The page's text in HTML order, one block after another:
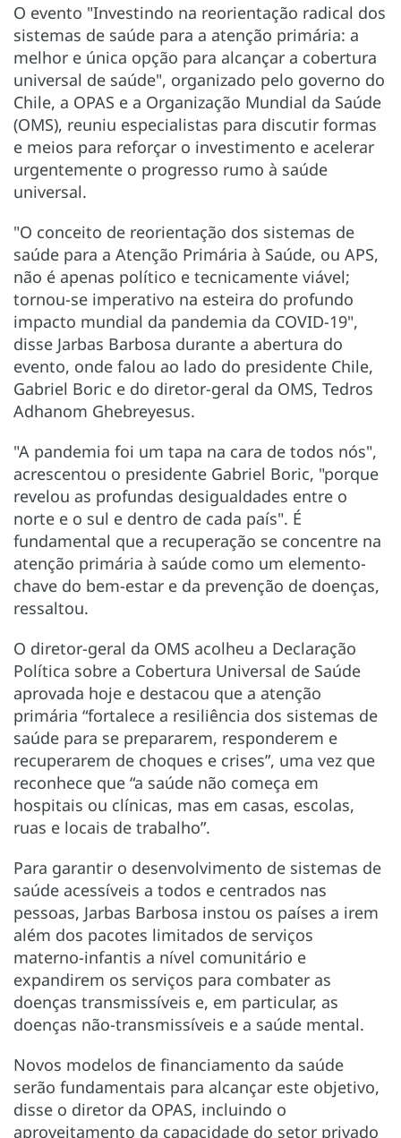
O evento "Investindo na reorientação radical dos
sistemas de saúde para a atenção primária: a
melhor e única opção para alcançar a cobertura
universal de saúde", organizado pelo governo do
Chile, a OPAS e a Organização Mundial da Saúde
(OMS), reuniu especialistas para discutir formas
e meios para reforçar o investimento e acelerar
urgentemente o progresso rumo à saúde
universal.
"O conceito de reorientação dos sistemas de
saúde para a Atenção Primária à Saúde, ou APS,
não é apenas político e tecnicamente viável;
tornou-se imperativo na esteira do profundo
impacto mundial da pandemia da COVID-19",
disse Jarbas Barbosa durante a abertura do
evento, onde falou ao lado do presidente Chile,
Gabriel Boric e do diretor-geral da OMS, Tedros
Adhanom Ghebreyesus.
"A pandemia foi um tapa na cara de todos nós",
acrescentou o presidente Gabriel Boric, "porque
revelou as profundas desigualdades entre o
norte e o sul e dentro de cada país". É
fundamental que a recuperação se concentre na
atenção primária à saúde como um elemento-
chave do bem-estar e da prevenção de doenças,
ressaltou.
O diretor-geral da OMS acolheu a Declaração
Política sobre a Cobertura Universal de Saúde
aprovada hoje e destacou que a atenção
primária “fortalece a resiliência dos sistemas de
saúde para se prepararem, responderem e
recuperarem de choques e crises”, uma vez que
reconhece que “a saúde não começa em
hospitais ou clínicas, mas em casas, escolas,
ruas e locais de trabalho”.
Para garantir o desenvolvimento de sistemas de
saúde acessíveis a todos e centrados nas
pessoas, Jarbas Barbosa instou os países a irem
além dos pacotes limitados de serviços
materno-infantis a nível comunitário e
expandirem os serviços para combater as
doenças transmissíveis e, em particular, as
doenças não-transmissíveis e a saúde mental.
Novos modelos de financiamento da saúde
serão fundamentais para alcançar este objetivo,
disse o diretor da OPAS, incluindo o
aproveitamento da capacidade do setor privado